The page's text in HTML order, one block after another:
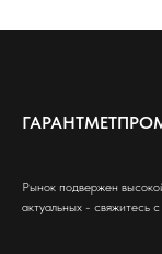
Рынок подвержен
актуальных - свяжитесь